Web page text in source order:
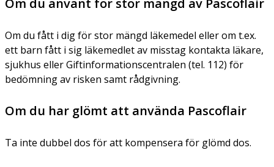
Om du fått i dig för stor mängd läkemedel eller om t.ex.
ett barn fått i sig läkemedlet av misstag kontakta läkare,
sjukhus eller Giftinformationscentralen (tel. 112) för
bedömning av risken samt rådgivning.
Om du har glömt att använda Pascoflair
Ta inte dubbel dos för att kompensera för glömd dos.